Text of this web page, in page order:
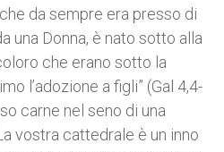
da sempre era presso di
una Donna, è nato sotto alla
che erano sotto la
l’adozione a figli” (Gal 4,4-
carne nel seno di una
vostra cattedrale è un inno